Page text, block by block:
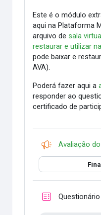
Este é o módulo
aqui na Plataforma
arquivo desala
restaurar e utilizar
pode baixar e
AVA).
Poderá fazer aqui a
responder ao
certificado de
Avaliação